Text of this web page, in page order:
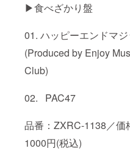
▶食べざかり盤
01. ハッピーエンドマジ
(Produced by Enjoy
Club)
02. PAC47
品番：ZXRC-1138／価
1000円(税込)